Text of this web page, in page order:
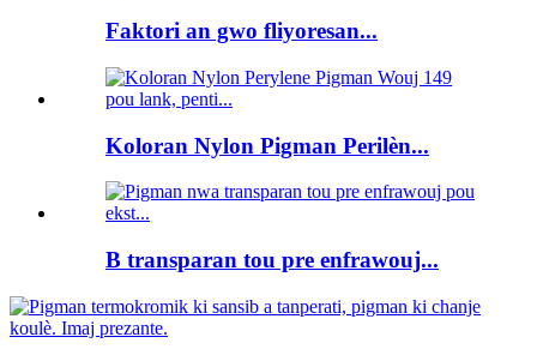
Faktori an gwo fliyoresan...
Koloran Nylon Pigman Perilèn...
B transparan tou pre enfrawouj...